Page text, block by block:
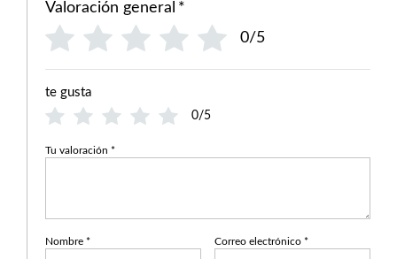
Valoración general *
0/5
te gusta
0/5
Tu valoración *
Nombre * Correo electrónico *